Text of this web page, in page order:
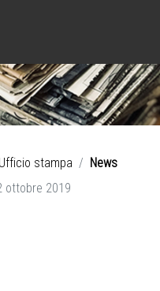
Ufficio stampa
News
ottobre 2019